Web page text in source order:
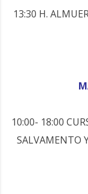
13:30 H.
10:00- 18:00
SALVAMENTO